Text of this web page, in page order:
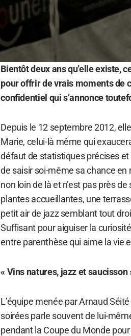
Bientôt deux ans qu’elle existe,
pour offrir de vrais moments de
confidentiel qui s’annonce
Depuis le 12 septembre 2012,
Marie, celui-là même qui
défaut de statistiques précises
de saisir soi-même sa chance
non loin de là et n’est pas près
plantes accueillantes, une
petit air de jazz semblant tout
Suffisant pour aiguiser la
entre parenthèse qui aime la vie
« Vins natures, jazz et saucisson
L’équipe menée par Arnaud
soirées parle souvent de lui-
pendant la Coupe du Monde